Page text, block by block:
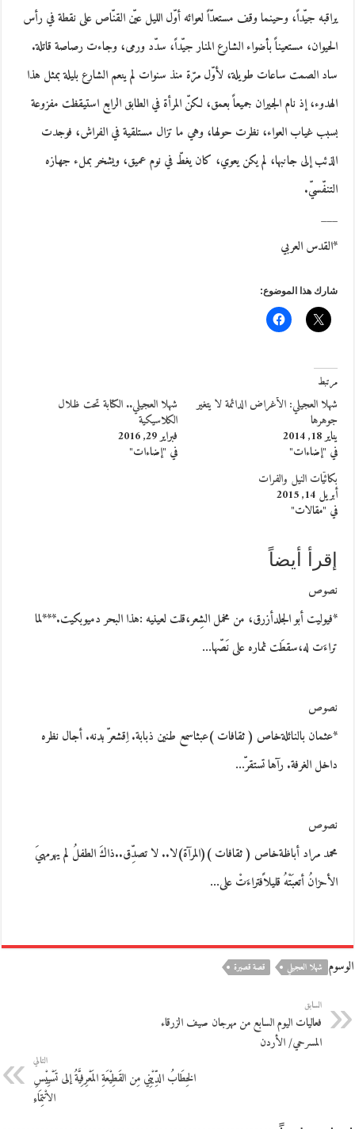
يراقبه جيّداً، وحينما وقف مستعدّاً لعوائه أوّل الليل عيّن القنّاص على نقطة في رأس
الحيوان، مستعيناً بأضواء الشارع المنار جيّداً، سدّد ورمى، وجاءت رصاصة قاتلة.
ساد الصمت ساعات طويلة، لأوّل مرّة منذ سنوات لم ينعم الشارع بليلة بمثل هذا
الهدوء، إذ نام الجيران جميعاً بعمق، لكنّ المرأة في الطابق الرابع استيقظت مفزوعة
بسبب غياب العواء، نظرت حولها، وهي ما تزال مستلقية في الفراش، فوجدت
الذئب إلى جانبها، لم يكن يعوي، كان يغطّ في نوم عميق، ويشخر بملء جهازه
التنفّسيّ.
___
*القدس العربي
شارك هذا الموضوع:
مرتبط
شهلا العجيلي: الأغراض الدائمة لا يتغير
جوهرها
يناير 18, 2014
في "إضاءات"
شهلا العجيلي.. الكتابة تحت ظلال
الكلاسيكية
فبراير 29, 2016
في "إضاءات"
بكائيّات النيل والفرات
أبريل 14, 2015
في "مقالات"
إقرأ أيضاً
نصوص
*فيوليت أبو الجلدأزرق، من مخمل الشِعر،قلت لعينيه :هذا البحر دميوبكيت.***لما
تراءَت له،سقطَت ثماره على نَصّها…
نصوص
*عثمان بالنائلةخاص ( ثقافات )عبثاسمع طنين ذبابة. اِقشعرّ بدنه. أجال نظره
داخل الغرفة. رآها تستقرّ…
نصوص
محمد مراد أباظةخاص ( ثقافات )(المرآة)لا.. لا تصدِّق..ذاكَ الطفلُ لم يهرمهيَ
الأحزانُ أتعبَتْهُ قليلاًفتراءَتْ على…
الوسوم شهلا العجيلي قصة قصيرة
السابق
فعاليات اليوم السابع من مهرجان صيف الزرقاء
المسرحي/ الأردن
التالي
الخِطَابُ الدِّيْنِي مِن القَطِيْعَةِ المَعْرِفِيَّةُ إلى تَسْيِيْسِ
الانْتِمَاءِ